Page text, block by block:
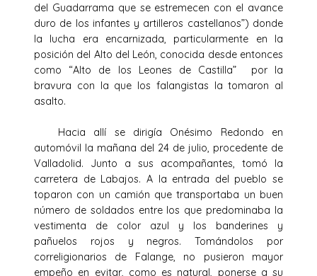
del Guadarrama que se estremecen con el avance
duro de los infantes y artilleros castellanos”) donde
la lucha era encarnizada, particularmente en la
posición del Alto del León, conocida desde entonces
como “Alto de los Leones de Castilla” por la
bravura con la que los falangistas la tomaron al
asalto.
Hacia allí se dirigía Onésimo Redondo en
automóvil la mañana del 24 de julio, procedente de
Valladolid. Junto a sus acompañantes, tomó la
carretera de Labajos. A la entrada del pueblo se
toparon con un camión que transportaba un buen
número de soldados entre los que predominaba la
vestimenta de color azul y los banderines y
pañuelos rojos y negros. Tomándolos por
correligionarios de Falange, no pusieron mayor
empeño en evitar, como es natural, ponerse a su